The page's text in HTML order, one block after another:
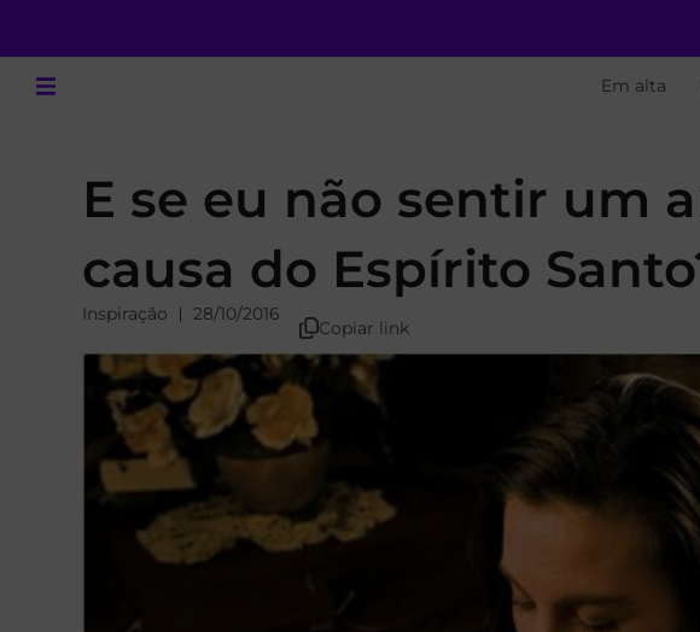
Em alta
E se eu não sentir um
causa do Espírito
Inspiração 28/10/2016
Copiar link